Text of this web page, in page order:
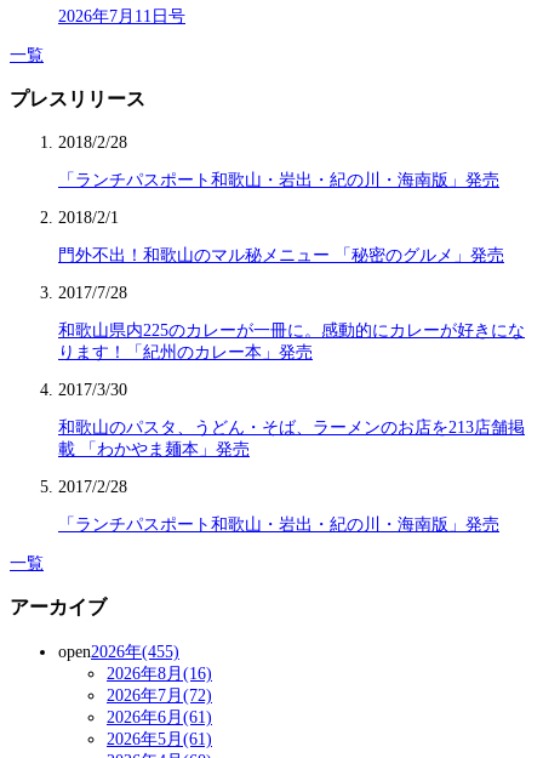
2026年7月11日号
一覧
プレスリリース
2018/2/28
「ランチパスポート和歌山・岩出・紀の川・海南版」発売
2018/2/1
門外不出！和歌山のマル秘メニュー 「秘密のグルメ」発売
2017/7/28
和歌山県内225のカレーが一冊に。感動的にカレーが好きにな
ります！「紀州のカレー本」発売
2017/3/30
和歌山のパスタ、うどん・そば、ラーメンのお店を213店舗掲
載 「わかやま麺本」発売
2017/2/28
「ランチパスポート和歌山・岩出・紀の川・海南版」発売
一覧
アーカイブ
open2026年(455)
2026年8月(16)
2026年7月(72)
2026年6月(61)
2026年5月(61)